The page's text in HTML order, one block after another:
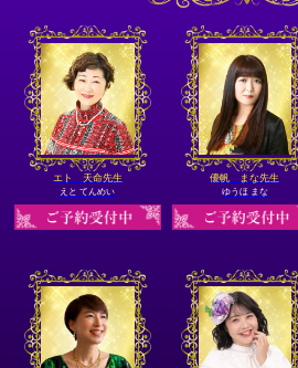
エト 天命先生
えと てんめい
優帆 まな先生
ゆうほ まな